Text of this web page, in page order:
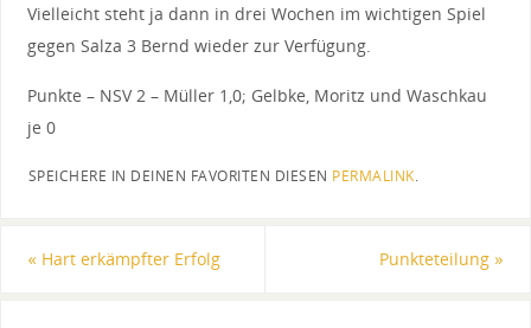
Vielleicht steht ja dann in drei Wochen im wichtigen Spiel
gegen Salza 3 Bernd wieder zur Verfügung.
Punkte – NSV 2 – Müller 1,0; Gelbke, Moritz und Waschkau
je 0
SPEICHERE IN DEINEN FAVORITEN DIESEN PERMALINK.
« Hart erkämpfter Erfolg Punkteteilung »